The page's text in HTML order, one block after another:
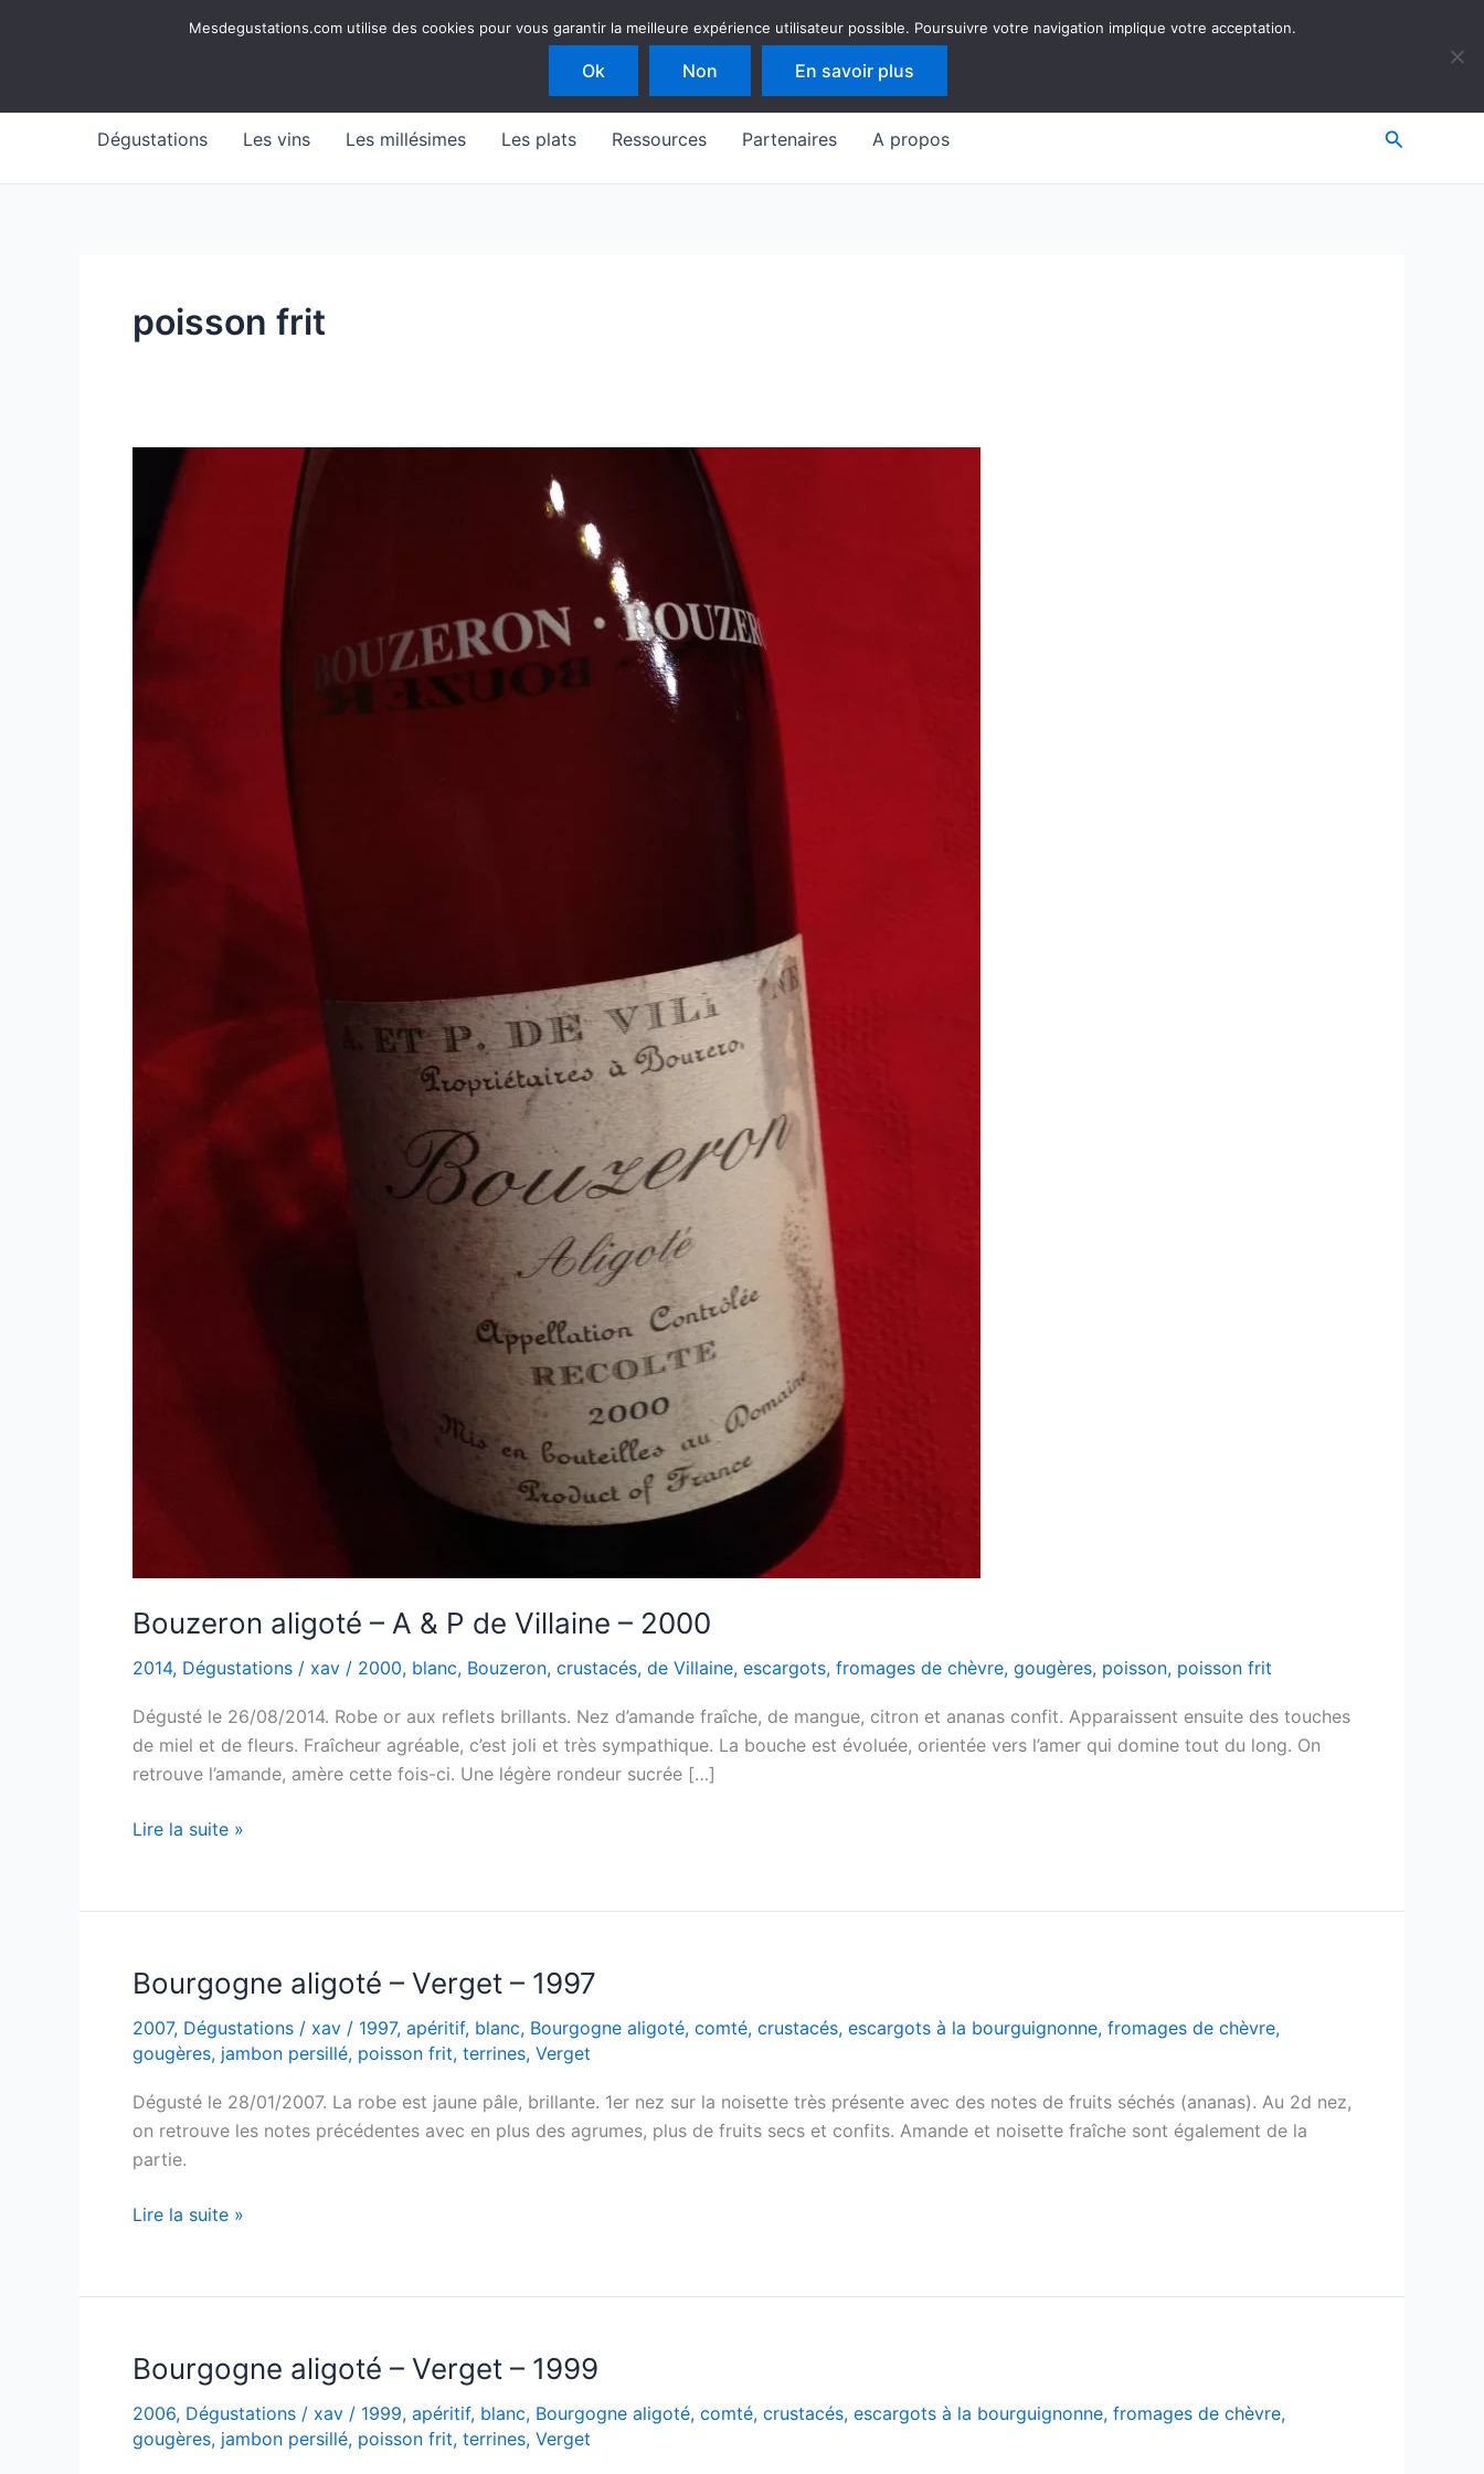
Mesdegustations
Dégustations Les vins Les millésimes Les plats Ressources Partenaires A propos
poisson frit
Bouzeron aligoté – A & P de Villaine – 2000
2014, Dégustations / xav / 2000, blanc, Bouzeron, crustacés, de Villaine, escargots, fromages de chèvre, gougères, poisson, poisson frit
Dégusté le 26/08/2014. Robe or aux reflets brillants. Nez d’amande fraîche, de mangue, citron et ananas confit. Apparaissent ensuite des touches
de miel et de fleurs. Fraîcheur agréable, c’est joli et très sympathique. La bouche est évoluée, orientée vers l’amer qui domine tout du long. On
retrouve l’amande, amère cette fois-ci. Une légère rondeur sucrée […]
Bouzeron
A
P
de
Villaine
–
Lire la suite »
Bourgogne aligoté – Verget – 1997
2007, Dégustations / xav / 1997, apéritif, blanc, Bourgogne aligoté, comté, crustacés, escargots à la bourguignonne, fromages de chèvre,
gougères, jambon persillé, poisson frit, terrines, Verget
Dégusté le 28/01/2007. La robe est jaune pâle, brillante. 1er nez sur la noisette très présente avec des notes de fruits séchés (ananas). Au 2d nez,
on retrouve les notes précédentes avec en plus des agrumes, plus de fruits secs et confits. Amande et noisette fraîche sont également de la
partie.
Bourgogne
Verget
1997
Lire la suite »
Bourgogne aligoté – Verget – 1999
2006, Dégustations / xav / 1999, apéritif, blanc, Bourgogne aligoté, comté, crustacés, escargots à la bourguignonne, fromages de chèvre,
gougères, jambon persillé, poisson frit, terrines, Verget
Mesdegustations.com utilise des cookies pour vous garantir la meilleure expérience utilisateur possible. Poursuivre votre navigation implique votre acceptation.
Ok Non En savoir plus